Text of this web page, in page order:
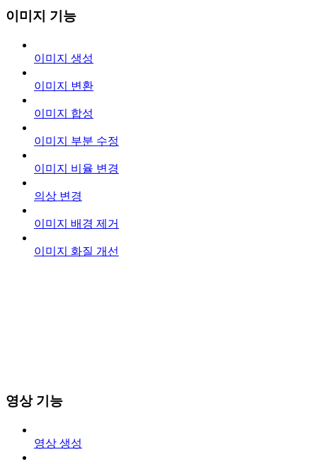
이미지 기능
이미지 생성
이미지 변환
이미지 합성
이미지 부분 수정
이미지 비율 변경
의상 변경
이미지 배경 제거
이미지 화질 개선
영상 기능
영상 생성